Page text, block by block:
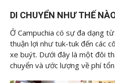
DI CHUYỂN NHƯ THẾ
Ở Campuchia có sự đa dạng
thuận lợi như tuk-tuk đến các
xe buýt. Dưới đây là một đôi
chuyển và ước lượng về phí